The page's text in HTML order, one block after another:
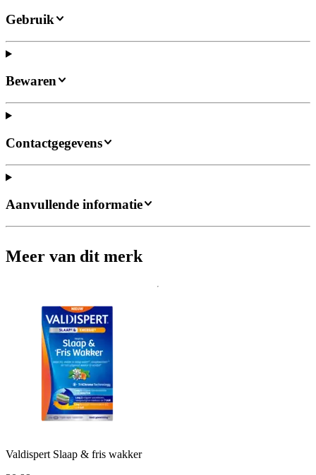
Gebruik
Bewaren
Contactgegevens
Aanvullende informatie
Meer van dit merk
Valdispert Slaap & fris wakker